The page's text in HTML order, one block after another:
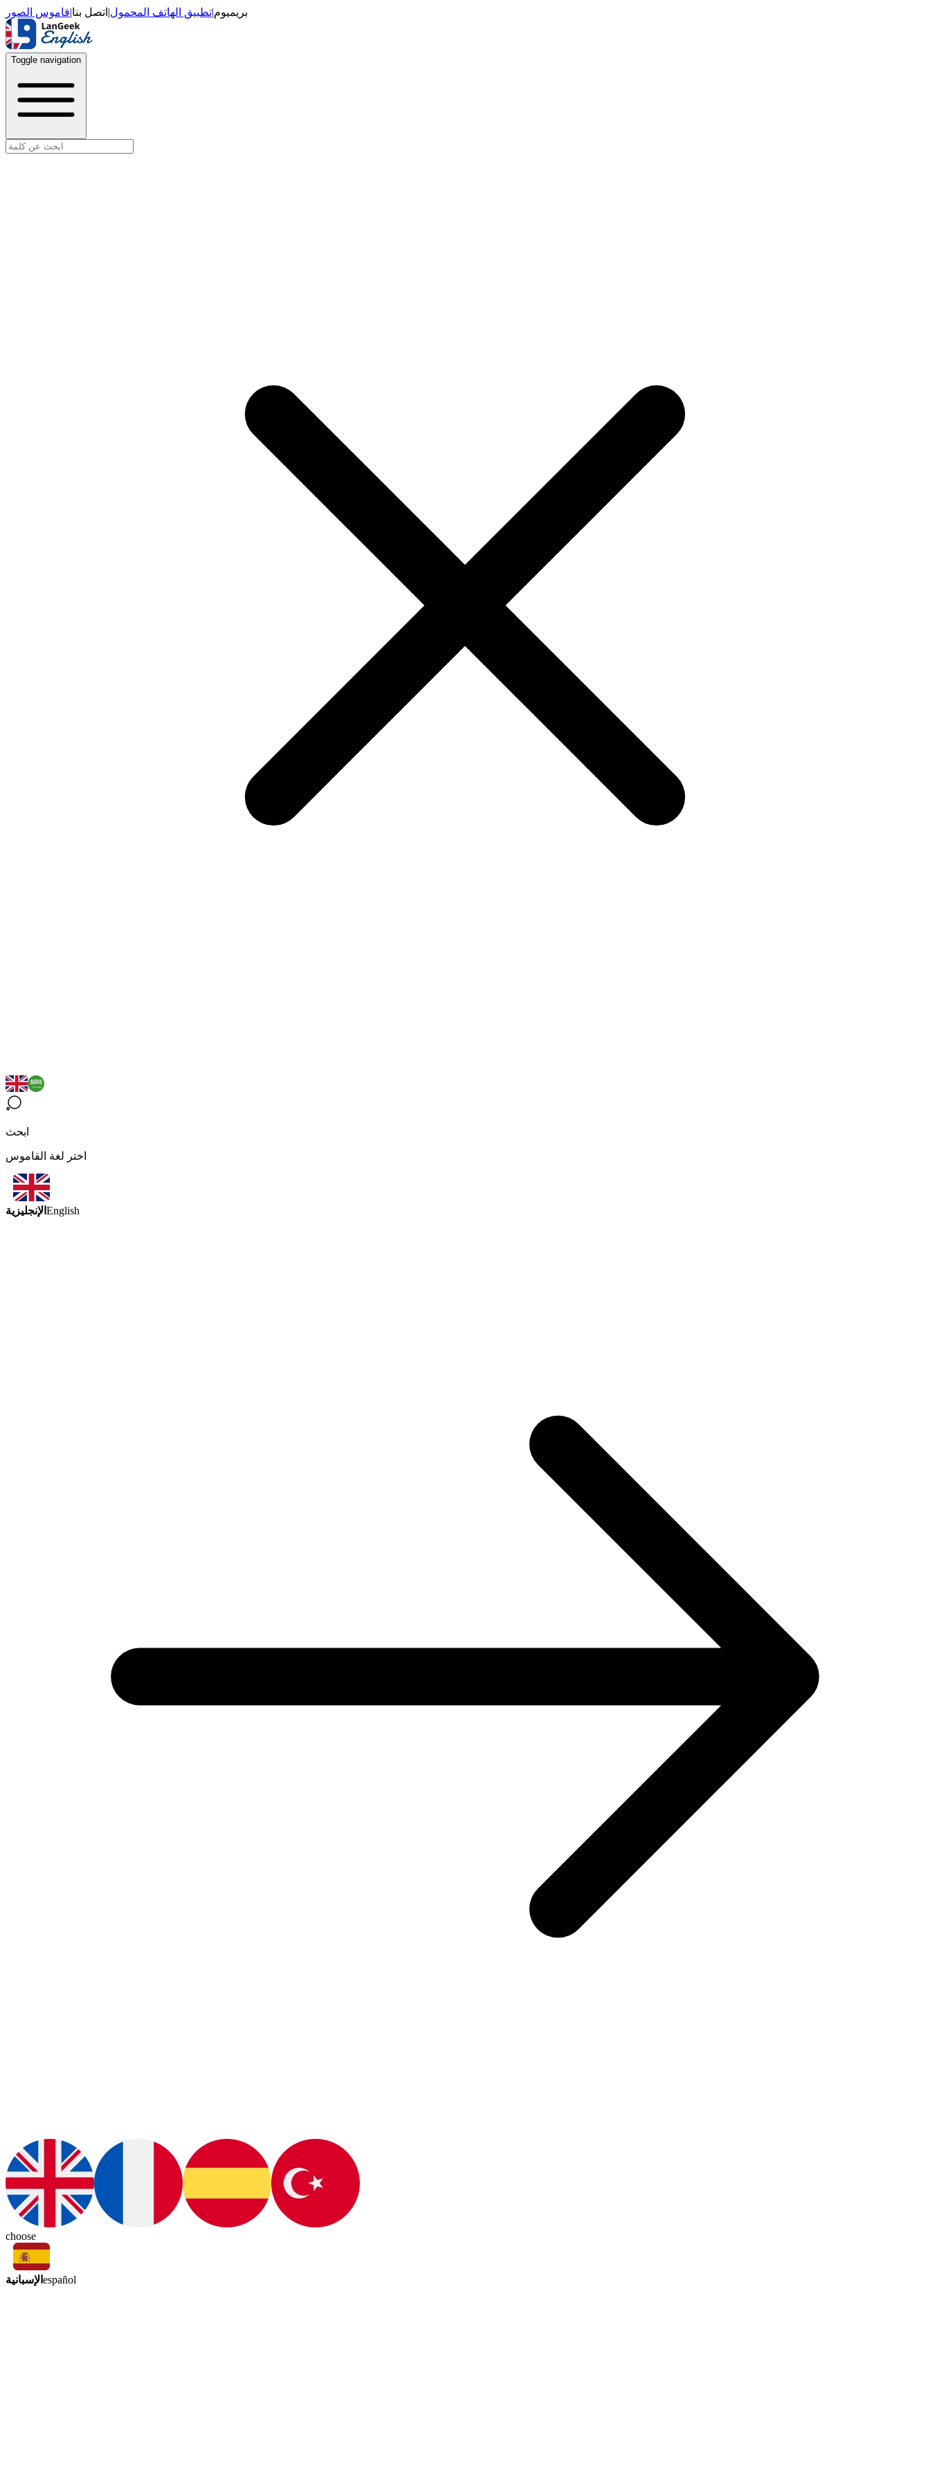
بريميوم|تطبيق الهاتف المحمول| اتصل بنا|قاموس الصور
Toggle navigation
ابحث
اختر لغة القاموس
الإنجليزية English
choose
الإسبانية español